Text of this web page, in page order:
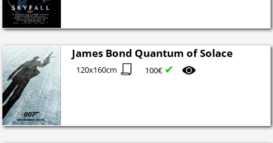
James Bond Quantum of Solace
120x160cm 100€ ✔